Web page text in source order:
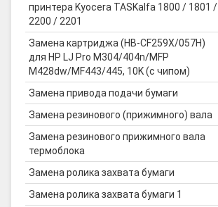
принтера Kyocera TASKalfa 1800 / 1801 /
2200 / 2201
Замена картриджа (HB-CF259X/057H)
для HP LJ Pro M304/404n/MFP
M428dw/MF443/445, 10K (с чипом)
Замена привода подачи бумаги
Замена резинового (прижимного) вала
Замена резинового прижимного вала
термоблока
Замена ролика захвата бумаги
Замена ролика захвата бумаги 1